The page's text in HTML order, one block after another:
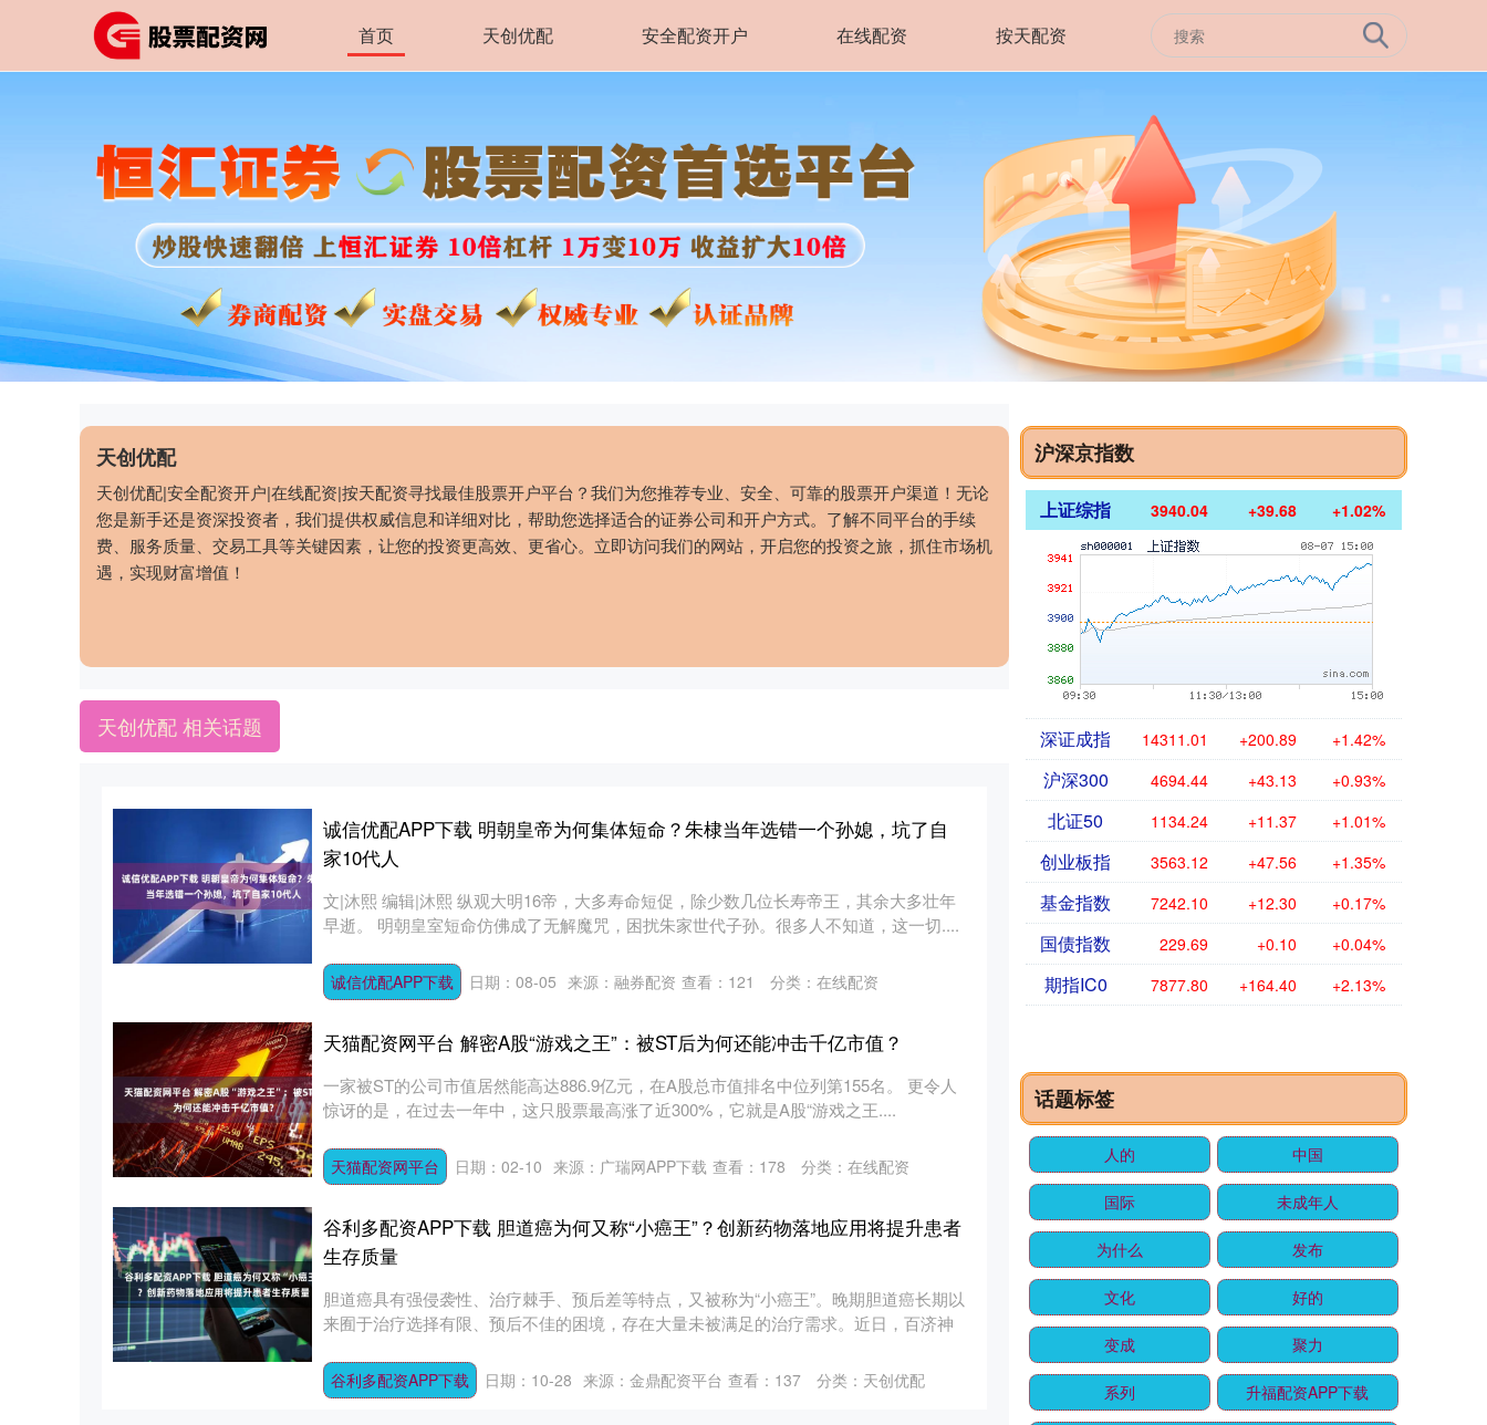
首页 天创优配 安全配资开户 在线配资 按天配资
天创优配
天创优配|安全配资开户|在线配资|按天配资寻找最佳股票开户平台？我们为您推荐专业、安全、可靠的股票开户渠道！无论
您是新手还是资深投资者，我们提供权威信息和详细对比，帮助您选择适合的证券公司和开户方式。了解不同平台的手续
费、服务质量、交易工具等关键因素，让您的投资更高效、更省心。立即访问我们的网站，开启您的投资之旅，抓住市场机
遇，实现财富增值！
天创优配 相关话题
诚信优配APP下载 明朝皇帝为何集体短命？朱棣当年选错一个孙媳，坑了自
家10代人
文|沐熙 编辑|沐熙 纵观大明16帝，大多寿命短促，除少数几位长寿帝王，其余大多壮年
早逝。 明朝皇室短命仿佛成了无解魔咒，困扰朱家世代子孙。很多人不知道，这一切....
诚信优配APP下载 日期：08-05 来源：融券配资 查看： 121 分类： 在线配资
天猫配资网平台 解密A股“游戏之王”：被ST后为何还能冲击千亿市值？
一家被ST的公司市值居然能高达886.9亿元，在A股总市值排名中位列第155名。 更令人
惊讶的是，在过去一年中，这只股票最高涨了近300%，它就是A股“游戏之王....
天猫配资网平台 日期：02-10 来源：广瑞网APP下载 查看： 178 分类： 在线配资
谷利多配资APP下载 胆道癌为何又称“小癌王”？创新药物落地应用将提升患者
生存质量
胆道癌具有强侵袭性、治疗棘手、预后差等特点，又被称为“小癌王”。晚期胆道癌长期以
来囿于治疗选择有限、预后不佳的困境，存在大量未被满足的治疗需求。近日，百济神
谷利多配资APP下载 日期：10-28 来源：金鼎配资平台 查看： 137 分类： 天创优配
沪深京指数
上证综指 3940.04 +39.68 +1.02%
深证成指 14311.01 +200.89 +1.42%
沪深300 4694.44 +43.13 +0.93%
北证50 1134.24 +11.37 +1.01%
创业板指 3563.12 +47.56 +1.35%
基金指数 7242.10 +12.30 +0.17%
国债指数 229.69 +0.10 +0.04%
期指IC0 7877.80 +164.40 +2.13%
话题标签
人的 中国
国际 未成年人
为什么 发布
文化 好的
变成 聚力
系列 升福配资APP下载